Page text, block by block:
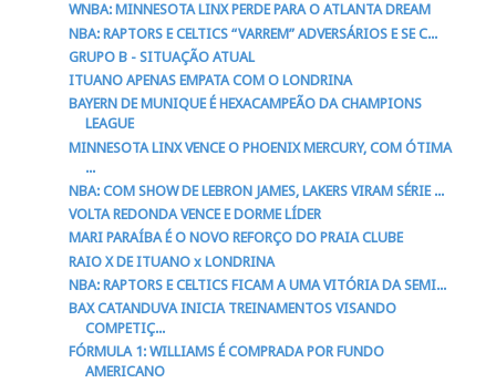
WNBA: MINNESOTA LINX PERDE PARA O ATLANTA DREAM
NBA: RAPTORS E CELTICS “VARREM” ADVERSÁRIOS E SE C...
GRUPO B - SITUAÇÃO ATUAL
ITUANO APENAS EMPATA COM O LONDRINA
BAYERN DE MUNIQUE É HEXACAMPEÃO DA CHAMPIONS
LEAGUE
MINNESOTA LINX VENCE O PHOENIX MERCURY, COM ÓTIMA
...
NBA: COM SHOW DE LEBRON JAMES, LAKERS VIRAM SÉRIE ...
VOLTA REDONDA VENCE E DORME LÍDER
MARI PARAÍBA É O NOVO REFORÇO DO PRAIA CLUBE
RAIO X DE ITUANO x LONDRINA
NBA: RAPTORS E CELTICS FICAM A UMA VITÓRIA DA SEMI...
BAX CATANDUVA INICIA TREINAMENTOS VISANDO
COMPETIÇ...
FÓRMULA 1: WILLIAMS É COMPRADA POR FUNDO
AMERICANO